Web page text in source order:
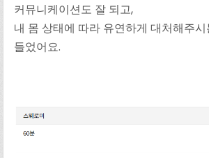
커뮤니케이션도 잘 되고,
내 몸 상태에 따라 유연하게 대처해주
들었어요.